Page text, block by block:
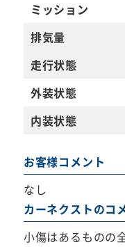
ミッション
排気量
走行状態
外装状態
内装状態
お客様コメント
なし
カーネクストのコ
小傷はあるものの